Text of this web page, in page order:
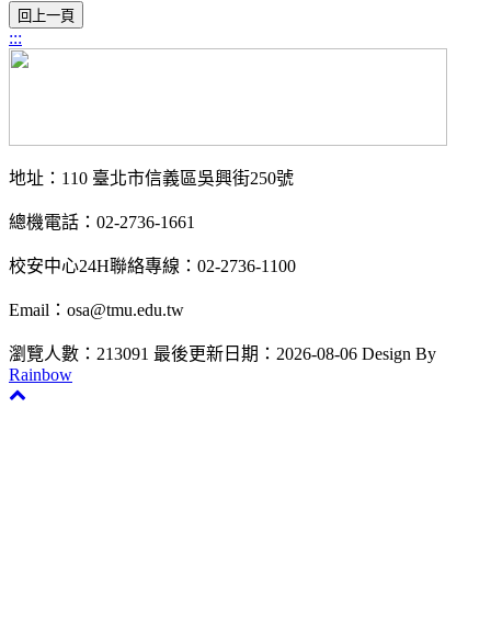
:::
地址：110 臺北市信義區吳興街250號
總機電話：02-2736-1661
校安中心24H聯絡專線：02-2736-1100
Email：osa@tmu.edu.tw
瀏覽人數：213091 最後更新日期：2026-08-06 Design By
Rainbow